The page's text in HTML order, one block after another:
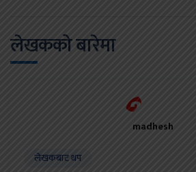
लेखकको बारेमा
madhesh
लेखकबाट थप